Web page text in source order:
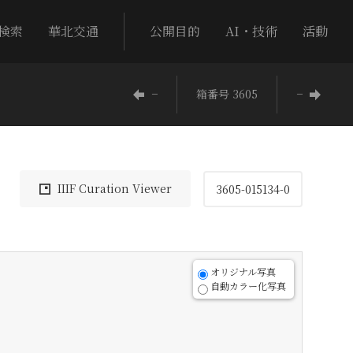
索 華北交通 公開目的 AI・技術 活動
− 箱番号 3605 −
IIIF Curation Viewer 3605-015134-0
オリジナル写真
自動カラー化写真